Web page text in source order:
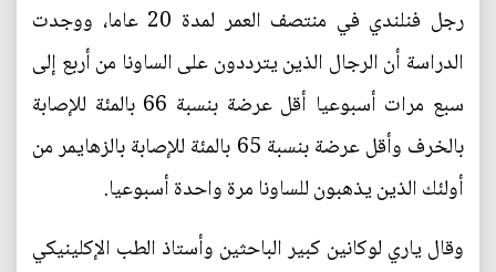
رجل فنلندي في منتصف العمر لمدة 20 عاما، ووجدت
الدراسة أن الرجال الذين يترددون على الساونا من أربع إلى
سبع مرات أسبوعيا أقل عرضة بنسبة 66 بالمئة للإصابة
بالخرف وأقل عرضة بنسبة 65 بالمئة للإصابة بالزهايمر من
أولئك الذين يذهبون للساونا مرة واحدة أسبوعيا.
وقال ياري لوكانين كبير الباحثين وأستاذ الطب الإكلينيكي